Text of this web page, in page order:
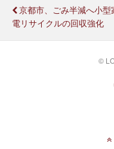
京都市、ごみ半減へ小型
電リサイクルの回収強化
©